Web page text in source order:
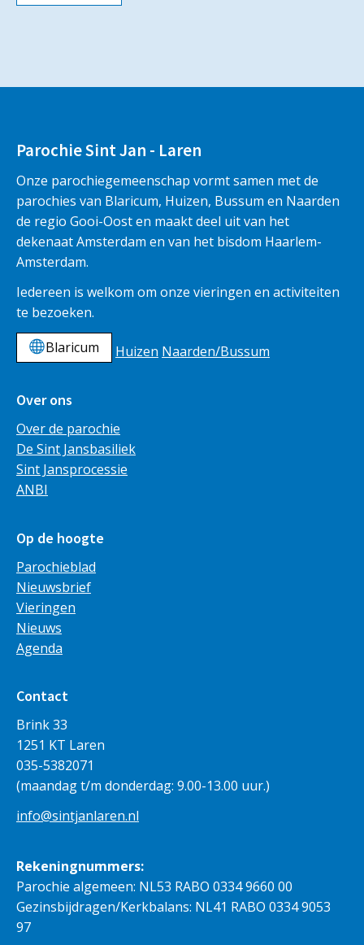
Parochie Sint Jan - Laren
Onze parochiegemeenschap vormt samen met de
parochies van Blaricum, Huizen, Bussum en Naarden
de regio Gooi-Oost en maakt deel uit van het
dekenaat Amsterdam en van het bisdom Haarlem-
Amsterdam.
Iedereen is welkom om onze vieringen en activiteiten
te bezoeken.
Blaricum
Huizen Naarden/Bussum
Over ons
Over de parochie
De Sint Jansbasiliek
Sint Jansprocessie
ANBI
Op de hoogte
Parochieblad
Nieuwsbrief
Vieringen
Nieuws
Agenda
Contact
Brink 33
1251 KT Laren
035-5382071
(maandag t/m donderdag: 9.00-13.00 uur.)
info@sintjanlaren.nl
Rekeningnummers:
Parochie algemeen: NL53 RABO 0334 9660 00
Gezinsbijdragen/Kerkbalans: NL41 RABO 0334 9053
97